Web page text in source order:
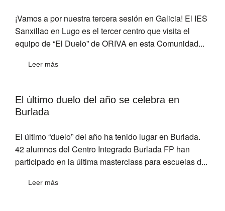
¡Vamos a por nuestra tercera sesión en Galicia! El IES
Sanxillao en Lugo es el tercer centro que visita el
equipo de “El Duelo” de ORIVA en esta Comunidad...
Leer más
El último duelo del año se celebra en
Burlada
El último “duelo” del año ha tenido lugar en Burlada.
42 alumnos del Centro Integrado Burlada FP han
participado en la última masterclass para escuelas d...
Leer más